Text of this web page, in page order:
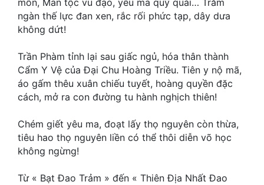
Gia Đấu
Góc Nhìn Nam
Góc Nhìn Nữ
Huyền Huyễn
Huyền Ảo
Hài Hước
Hệ Thống
môn, Man tộc vu đạo, yêu ma quỷ quái… Trăm
ngàn thế lực đan xen, rắc rối phức tạp, dây dưa
không dứt!
Trần Phàm tỉnh lại sau giấc ngủ, hóa thân thành
Cẩm Y Vệ của Đại Chu Hoàng Triều. Tiên y nộ mã,
áo gấm thêu xuân chiếu tuyết, hoàng quyền đặc
cách, mở ra con đường tu hành nghịch thiên!
Chém giết yêu ma, đoạt lấy thọ nguyên còn thừa,
tiêu hao thọ nguyên liền có thể thôi diễn võ học
không ngừng!
Từ « Bạt Đao Trảm » đến « Thiên Địa Nhất Đao